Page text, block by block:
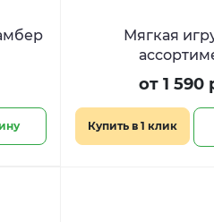
Мягкая
от 1 590
Купить в 1 клик